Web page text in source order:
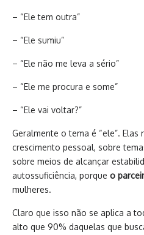
– “Ele tem outra”
– “Ele sumiu”
– “Ele não me leva a sério”
– “Ele me procura e some”
– “Ele vai voltar?”
Geralmente o tema é “ele”. Elas
crescimento pessoal, sobre
sobre meios de alcançar
autossuficiência, porque o
mulheres.
Claro que isso não se aplica a
alto que 90% daquelas que